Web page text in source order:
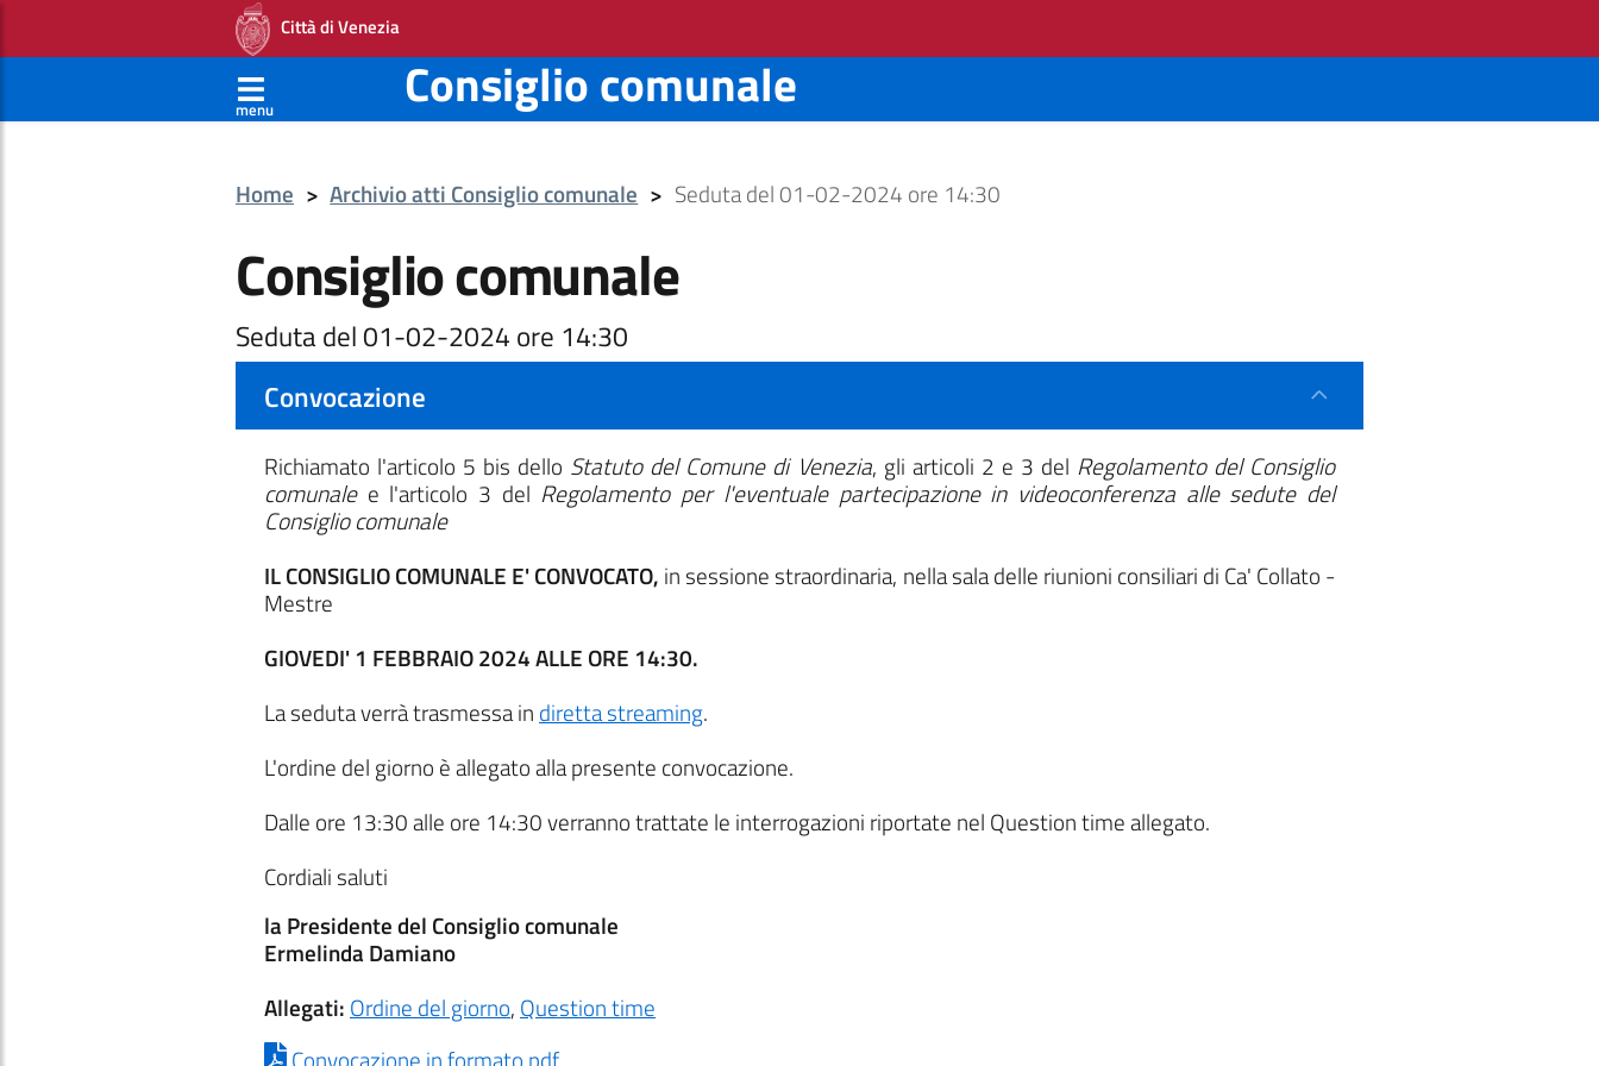
Città di Venezia
menu Consiglio comunale
Home > Archivio atti Consiglio comunale > Seduta del 01-02-2024 ore 14:30
Consiglio comunale
Seduta del 01-02-2024 ore 14:30
Convocazione
Richiamato l'articolo 5 bis dello Statuto del Comune di Venezia, gli articoli 2 e 3 del Regolamento del Consiglio
comunalee l'articolo 3 del Regolamento per l'eventuale partecipazione in videoconferenza alle sedute del
Consiglio comunale
IL CONSIGLIO COMUNALE E' CONVOCATO, in sessione straordinaria, nella sala delle riunioni consiliari di Ca' Collato -
Mestre
GIOVEDI' 1 FEBBRAIO 2024 ALLE ORE 14:30.
La seduta verrà trasmessa in diretta streaming.
L'ordine del giorno è allegato alla presente convocazione.
Dalle ore 13:30 alle ore 14:30 verranno trattate le interrogazioni riportate nel Question time allegato.
Cordiali saluti
la Presidente del Consiglio comunale
Ermelinda Damiano
Allegati: Ordine del giorno, Question time